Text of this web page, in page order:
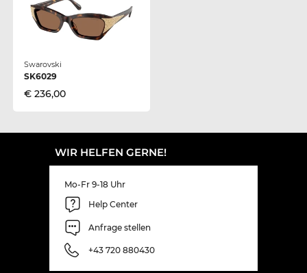
Swarovski
SK6029
€ 236,00
WIR HELFEN GERNE!
Mo-Fr 9-18 Uhr
Help Center
Anfrage stellen
+43 720 880430